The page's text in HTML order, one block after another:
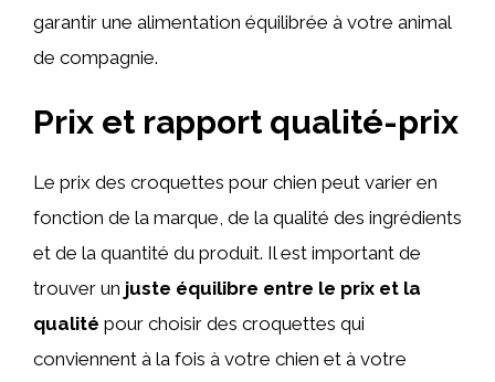
garantir une alimentation équilibrée à votre animal
de compagnie.
Prix et rapport qualité-prix
Le prix des croquettes pour chien peut varier en
fonction de la marque, de la qualité des ingrédients
et de la quantité du produit. Il est important de
trouver un juste équilibre entre le prix et la
qualité pour choisir des croquettes qui
conviennent à la fois à votre chien et à votre